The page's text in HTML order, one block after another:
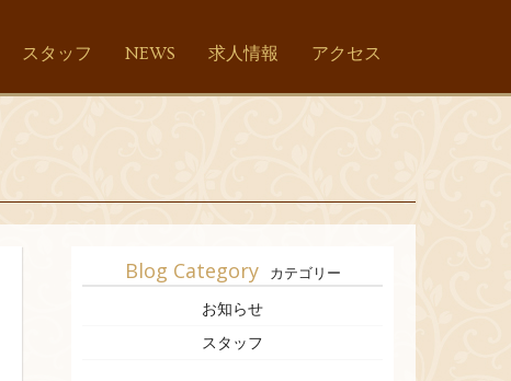
スタッフ NEWS 求人情報 アクセス
Blog Category カテゴリー
お知らせ
スタッフ